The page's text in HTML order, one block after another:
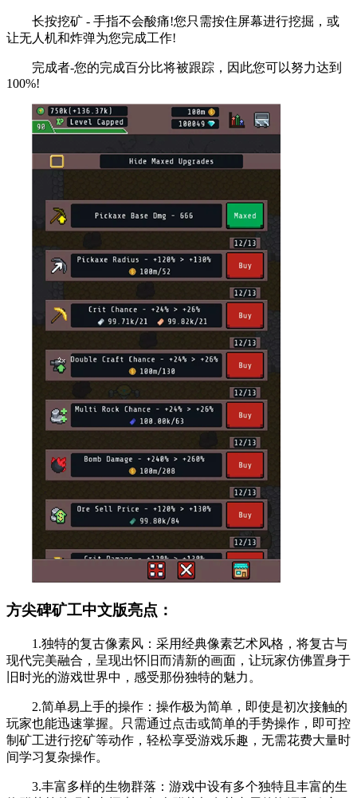
长按挖矿 - 手指不会酸痛!您只需按住屏幕进行挖掘，或
让无人机和炸弹为您完成工作!
完成者-您的完成百分比将被跟踪，因此您可以努力达到
100%!
方尖碑矿工中文版亮点：
1.独特的复古像素风：采用经典像素艺术风格，将复古与
现代完美融合，呈现出怀旧而清新的画面，让玩家仿佛置身于
旧时光的游戏世界中，感受那份独特的魅力。
2.简单易上手的操作：操作极为简单，即使是初次接触的
玩家也能迅速掌握。只需通过点击或简单的手势操作，即可控
制矿工进行挖矿等动作，轻松享受游戏乐趣，无需花费大量时
间学习复杂操作。
3.丰富多样的生物群落：游戏中设有多个独特且丰富的生